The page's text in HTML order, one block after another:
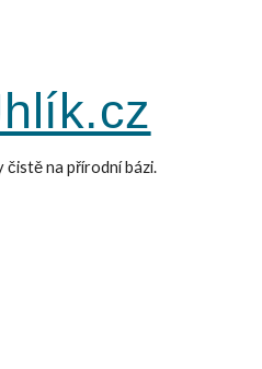
čistě na přírodní bázi.